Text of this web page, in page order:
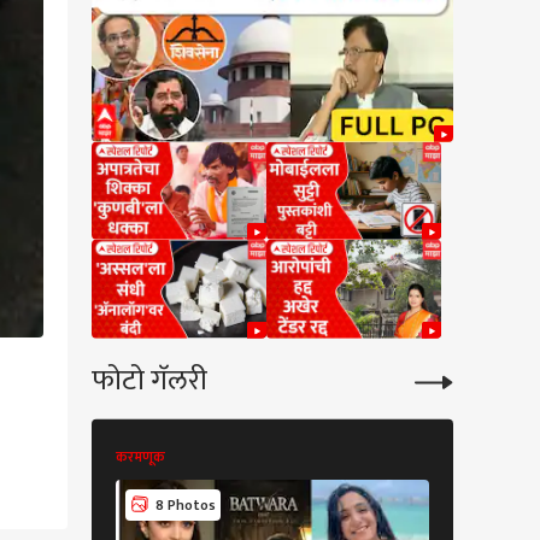
फोटो गॅलरी
करमणूक
8 Photos
भागवतांचं रोखठोक
गांधींचा Gen Z सोबत
साधण्याचा प्रयत्न;
'आस्क मी एनीथिंग'
सुरू, म्हणाले, तुम्ही मला
विचारू शकता